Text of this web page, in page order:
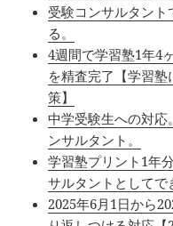
受験コンサルタン
る。
4週間で学習塾1年4
を精査完了【学習
策】
中学受験生への対応
ンサルタント。
学習塾プリント1年
サルタントとしてで
2025年6月1日から